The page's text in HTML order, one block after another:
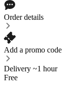
Order details
Add a promo code
Delivery ~1 hour
Free